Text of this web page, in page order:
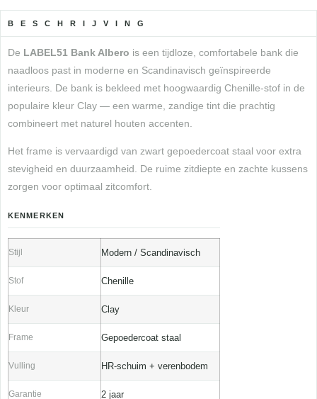
BESCHRIJVING
De LABEL51 Bank Albero is een tijdloze, comfortabele bank die
naadloos past in moderne en Scandinavisch geïnspireerde
interieurs. De bank is bekleed met hoogwaardig Chenille-stof in de
populaire kleur Clay — een warme, zandige tint die prachtig
combineert met naturel houten accenten.
Het frame is vervaardigd van zwart gepoedercoat staal voor extra
stevigheid en duurzaamheid. De ruime zitdiepte en zachte kussens
zorgen voor optimaal zitcomfort.
KENMERKEN
Stijl Modern / Scandinavisch
Stof Chenille
Kleur Clay
Frame Gepoedercoat staal
Vulling HR-schuim + verenbodem
Garantie 2 jaar